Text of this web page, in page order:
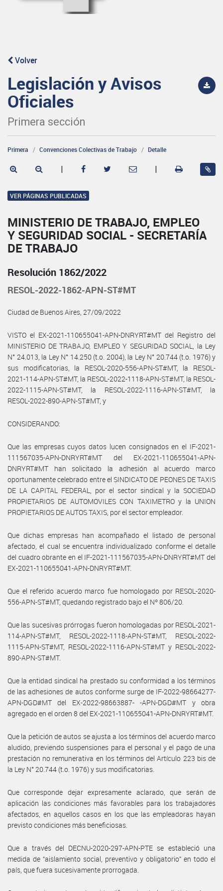
Volver
Legislación y Avisos
Oficiales
Primera sección
Primera Convenciones Colectivas de Trabajo Detalle
| |
VER PÁGINAS PUBLICADAS
MINISTERIO DE TRABAJO, EMPLEO
Y SEGURIDAD SOCIAL - SECRETARÍA
DE TRABAJO
Resolución 1862/2022
RESOL-2022-1862-APN-ST#MT
Ciudad de Buenos Aires, 27/09/2022
VISTO el EX-2021-110655041-APN-DNRYRT#MT del Registro del
MINISTERIO DE TRABAJO, EMPLEO Y SEGURIDAD SOCIAL, la Ley
N° 24.013, la Ley N° 14.250 (t.o. 2004), la Ley N° 20.744 (t.o. 1976) y
sus modificatorias, la RESOL-2020-556-APN-ST#MT, la RESOL-
2021-114-APN-ST#MT, la RESOL-2022-1118-APN-ST#MT, la RESOL-
2022-1115-APN-ST#MT, la RESOL-2022-1116-APN-ST#MT, la
RESOL-2022-890-APN-ST#MT, y
CONSIDERANDO:
Que las empresas cuyos datos lucen consignados en el IF-2021-
111567035-APN-DNRYRT#MT del EX-2021-110655041-APN-
DNRYRT#MT han solicitado la adhesión al acuerdo marco
oportunamente celebrado entre el SINDICATO DE PEONES DE TAXIS
DE LA CAPITAL FEDERAL, por el sector sindical y la SOCIEDAD
PROPIETARIOS DE AUTOMOVILES CON TAXIMETRO y la UNION
PROPIETARIOS DE AUTOS TAXIS, por el sector empleador.
Que dichas empresas han acompañado el listado de personal
afectado, el cual se encuentra individualizado conforme el detalle
del cuadro obrante en el IF-2021-111567035-APN-DNRYRT#MT del
EX-2021-110655041-APN-DNRYRT#MT.
Que el referido acuerdo marco fue homologado por RESOL-2020-
556-APN-ST#MT, quedando registrado bajo el Nº 806/20.
Que las sucesivas prórrogas fueron homologadas por RESOL-2021-
114-APN-ST#MT, RESOL-2022-1118-APN-ST#MT, RESOL-2022-
1115-APN-ST#MT, RESOL-2022-1116-APN-ST#MT y RESOL-2022-
890-APN-ST#MT.
Que la entidad sindical ha prestado su conformidad a los términos
de las adhesiones de autos conforme surge de IF-2022-98664277-
APN-DGD#MT del EX-2022-98663887- -APN-DGD#MT y obra
agregado en el orden 8 del EX-2021-110655041-APN-DNRYRT#MT.
Que la petición de autos se ajusta a los términos del acuerdo marco
aludido, previendo suspensiones para el personal y el pago de una
prestación no remunerativa en los términos del Artículo 223 bis de
la Ley N° 20.744 (t.o. 1976) y sus modificatorias.
Que corresponde dejar expresamente aclarado, que serán de
aplicación las condiciones más favorables para los trabajadores
afectados, en aquellos casos en los que las empleadoras hayan
previsto condiciones más beneficiosas.
Que a través del DECNU-2020-297-APN-PTE se estableció una
medida de “aislamiento social, preventivo y obligatorio” en todo el
país, que fuera sucesivamente prorrogada.